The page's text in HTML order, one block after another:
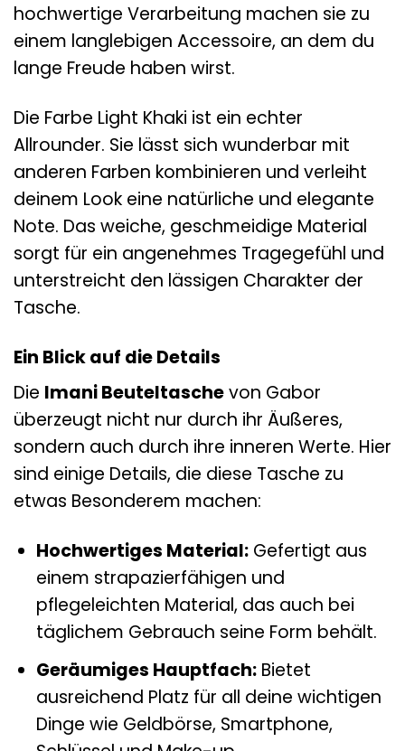
hochwertige Verarbeitung machen sie zu
einem langlebigen Accessoire, an dem du
lange Freude haben wirst.
Die Farbe Light Khaki ist ein echter
Allrounder. Sie lässt sich wunderbar mit
anderen Farben kombinieren und verleiht
deinem Look eine natürliche und elegante
Note. Das weiche, geschmeidige Material
sorgt für ein angenehmes Tragegefühl und
unterstreicht den lässigen Charakter der
Tasche.
Ein Blick auf die Details
Die Imani Beuteltaschevon Gabor
überzeugt nicht nur durch ihr Äußeres,
sondern auch durch ihre inneren Werte. Hier
sind einige Details, die diese Tasche zu
etwas Besonderem machen:
Hochwertiges Material:Gefertigt aus
einem strapazierfähigen und
pflegeleichten Material, das auch bei
täglichem Gebrauch seine Form behält.
Geräumiges Hauptfach:Bietet
ausreichend Platz für all deine wichtigen
Dinge wie Geldbörse, Smartphone,